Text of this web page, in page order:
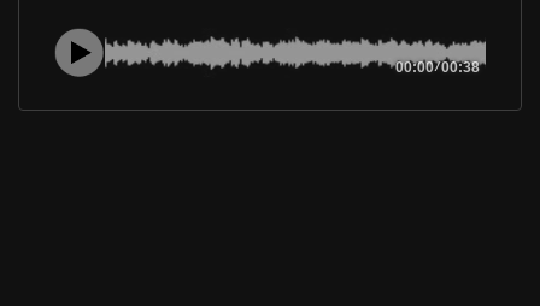
00:00/00:38